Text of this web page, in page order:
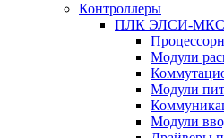
Контроллеры
ПЛК ЭЛСИ-МКС
Модули
Модули
Модули